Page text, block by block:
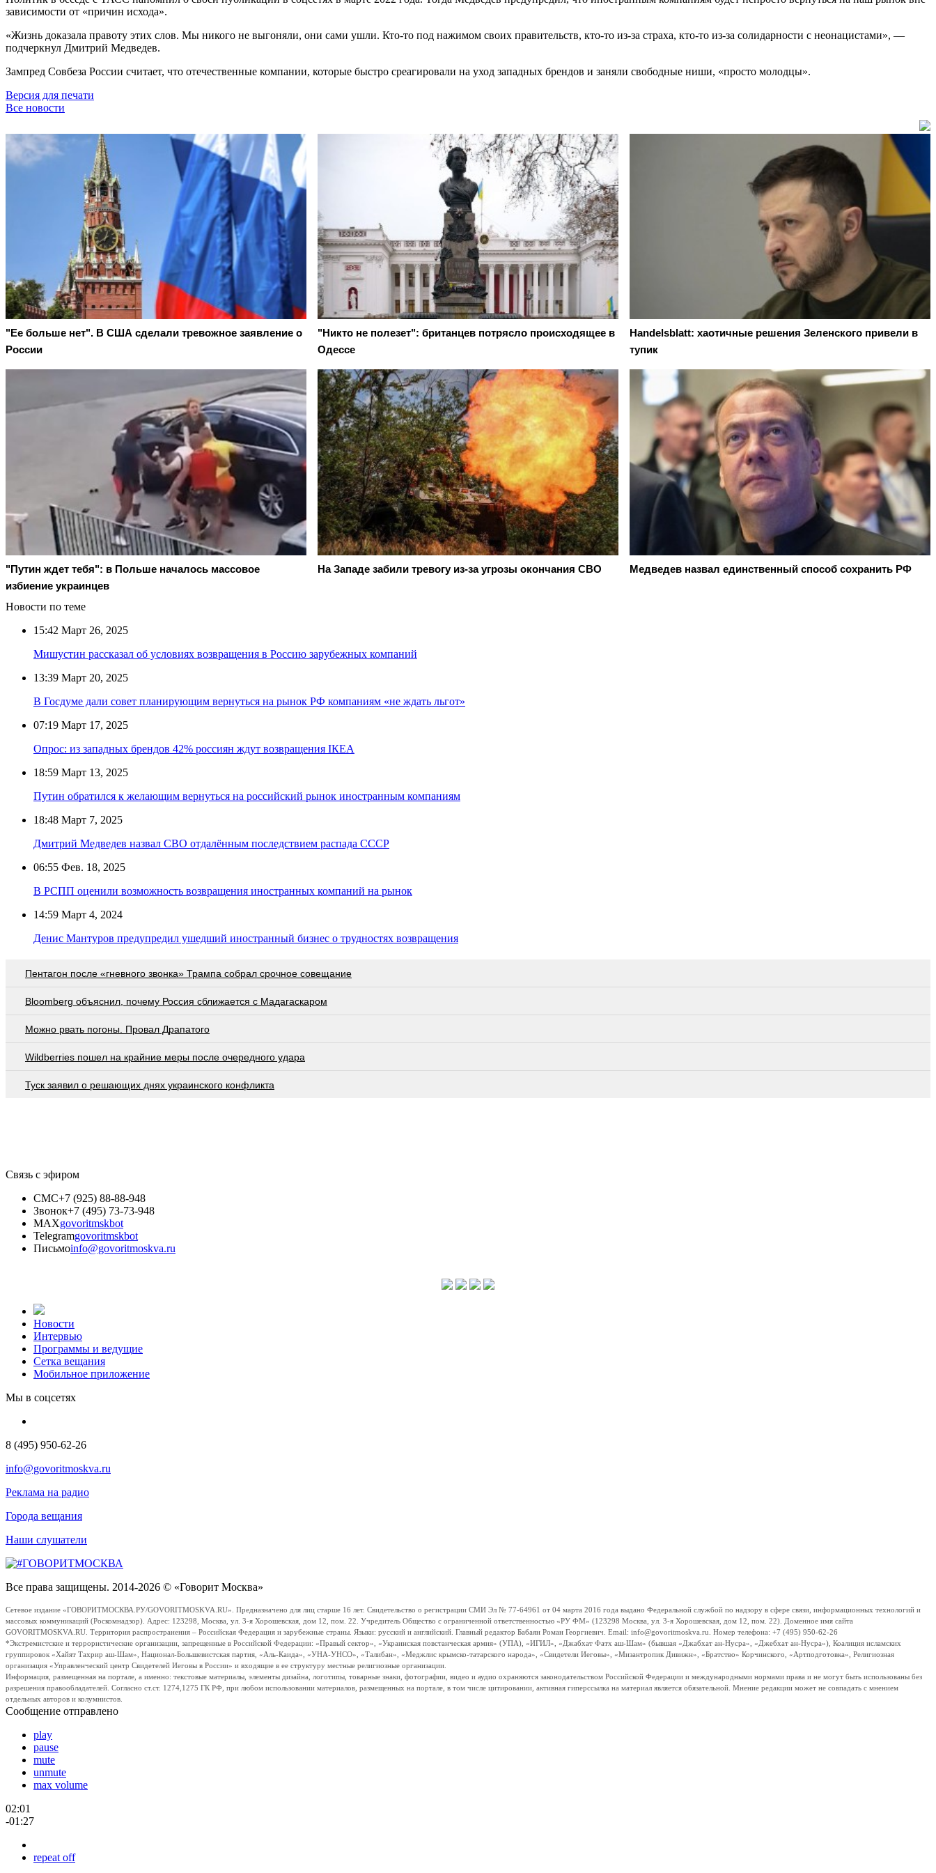
зависимости от «причин исхода».
«Жизнь доказала правоту этих слов. Мы никого не выгоняли, они сами ушли. Кто-то под нажимом своих правительств, кто-то из-за страха, кто-то из-за солидарности с неонацистами», —
подчеркнул Дмитрий Медведев.
Зампред Совбеза России считает, что отечественные компании, которые быстро среагировали на уход западных брендов и заняли свободные ниши, «просто молодцы».
Версия для печати
Все новости
"Ее больше нет". В США сделали тревожное заявление о
России
"Никто не полезет": британцев потрясло происходящее в
Одессе
Handelsblatt: хаотичные решения Зеленского привели в
тупик
"Путин ждет тебя": в Польше началось массовое
избиение украинцев
На Западе забили тревогу из-за угрозы окончания СВО Медведев назвал единственный способ сохранить РФ
Новости по теме
15:42 Март 26, 2025
Мишустин рассказал об условиях возвращения в Россию зарубежных компаний
13:39 Март 20, 2025
В Госдуме дали совет планирующим вернуться на рынок РФ компаниям «не ждать льгот»
07:19 Март 17, 2025
Опрос: из западных брендов 42% россиян ждут возвращения IКЕА
18:59 Март 13, 2025
Путин обратился к желающим вернуться на российский рынок иностранным компаниям
18:48 Март 7, 2025
Дмитрий Медведев назвал СВО отдалённым последствием распада СССР
06:55 Фев. 18, 2025
В РСПП оценили возможность возвращения иностранных компаний на рынок
14:59 Март 4, 2024
Денис Мантуров предупредил ушедший иностранный бизнес о трудностях возвращения
Пентагон после «гневного звонка» Трампа собрал срочное совещание
Bloomberg объяснил, почему Россия сближается с Мадагаскаром
Можно рвать погоны. Провал Драпатого
Wildberries пошел на крайние меры после очередного удара
Туск заявил о решающих днях украинского конфликта
Связь с эфиром
СМС+7 (925) 88-88-948
Звонок+7 (495) 73-73-948
MAXgovoritmskbot
Telegramgovoritmskbot
Письмоinfo@govoritmoskva.ru
Новости
Интервью
Программы и ведущие
Сетка вещания
Мобильное приложение
Мы в соцсетях
8 (495) 950-62-26
info@govoritmoskva.ru
Реклама на радио
Города вещания
Наши слушатели
Все права защищены. 2014-2026 © «Говорит Москва»
Сетевое издание «ГОВОРИТМОСКВА.РУ/GOVORITMOSKVA.RU». Предназначено для лиц старше 16 лет. Свидетельство о регистрации СМИ Эл № 77-64961 от 04 марта 2016 года выдано Федеральной службой по надзору в сфере связи, информационных технологий и
массовых коммуникаций (Роскомнадзор). Адрес: 123298, Москва, ул. 3-я Хорошевская, дом 12, пом. 22. Учредитель Общество с ограниченной ответственностью «РУ ФМ» (123298 Москва, ул. 3-я Хорошевская, дом 12, пом. 22). Доменное имя сайта
GOVORITMOSKVA.RU. Территория распространения – Российская Федерация и зарубежные страны. Языки: русский и английский. Главный редактор Бабаян Роман Георгиевич. Email: info@govoritmoskva.ru. Номер телефона: +7 (495) 950-62-26
*Экстремистские и террористические организации, запрещенные в Российской Федерации: «Правый сектор», «Украинская повстанческая армия» (УПА), «ИГИЛ», «Джабхат Фатх аш-Шам» (бывшая «Джабхат ан-Нусра», «Джебхат ан-Нусра»), Коалиция исламских
группировок «Хайят Тахрир аш-Шам», Национал-Большевистская партия, «Аль-Каида», «УНА-УНСО», «Талибан», «Меджлис крымско-татарского народа», «Свидетели Иеговы», «Мизантропик Дивижн», «Братство» Корчинского, «Артподготовка», Религиозная
организация «Управленческий центр Свидетелей Иеговы в России» и входящие в ее структуру местные религиозные организации.
Информация, размещенная на портале, а именно: текстовые материалы, элементы дизайна, логотипы, товарные знаки, фотографии, видео и аудио охраняются законодательством Российской Федерации и международными нормами права и не могут быть использованы без
разрешения правообладателей. Согласно ст.ст. 1274,1275 ГК РФ, при любом использовании материалов, размещенных на портале, в том числе цитировании, активная гиперссылка на материал является обязательной. Мнение редакции может не совпадать с мнением
отдельных авторов и колумнистов.
Сообщение отправлено
play
pause
mute
unmute
max volume
02:01
-01:27
repeat off